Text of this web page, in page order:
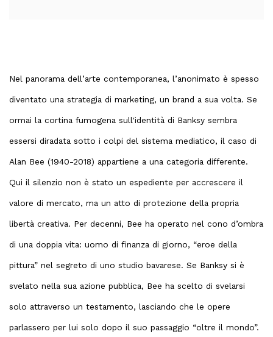
Nel panorama dell’arte contemporanea, l’anonimato è spesso
diventato una strategia di marketing, un brand a sua volta. Se
ormai la cortina fumogena sull'identità di Banksy sembra
essersi diradata sotto i colpi del sistema mediatico, il caso di
Alan Bee (1940-2018) appartiene a una categoria differente.
Qui il silenzio non è stato un espediente per accrescere il
valore di mercato, ma un atto di protezione della propria
libertà creativa. Per decenni, Bee ha operato nel cono d’ombra
di una doppia vita: uomo di finanza di giorno, “eroe della
pittura” nel segreto di uno studio bavarese. Se Banksy si è
svelato nella sua azione pubblica, Bee ha scelto di svelarsi
solo attraverso un testamento, lasciando che le opere
parlassero per lui solo dopo il suo passaggio “oltre il mondo”.